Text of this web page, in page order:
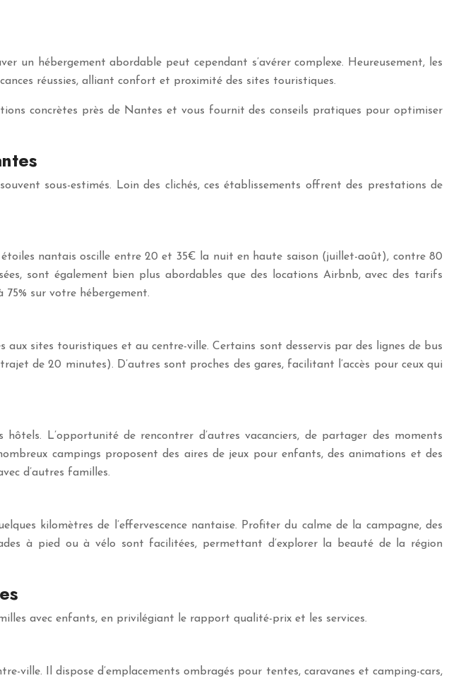
un hébergement abordable peut cependant s’avérer complexe. Heureusement, les
réussies, alliant confort et proximité des sites touristiques.
concrètes près de Nantes et vous fournit des conseils pratiques pour optimiser
sous-estimés. Loin des clichés, ces établissements offrent des prestations de
nantais oscille entre 20 et 35€ la nuit en haute saison (juillet-août), contre 80
sont également bien plus abordables que des locations Airbnb, avec des tarifs
sur votre hébergement.
sites touristiques et au centre-ville. Certains sont desservis par des lignes de bus
de 20 minutes). D’autres sont proches des gares, facilitant l’accès pour ceux qui
L’opportunité de rencontrer d’autres vacanciers, de partager des moments
campings proposent des aires de jeux pour enfants, des animations et des
d’autres familles.
kilomètres de l’effervescence nantaise. Profiter du calme de la campagne, des
à pied ou à vélo sont facilitées, permettant d’explorer la beauté de la région
avec enfants, en privilégiant le rapport qualité-prix et les services.
ville. Il dispose d’emplacements ombragés pour tentes, caravanes et camping-cars,